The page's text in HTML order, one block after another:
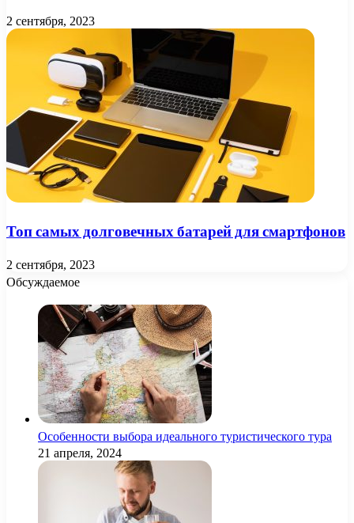
2 сентября, 2023
Топ самых долговечных батарей для смартфонов
2 сентября, 2023
Обсуждаемое
Особенности выбора идеального туристического тура
21 апреля, 2024